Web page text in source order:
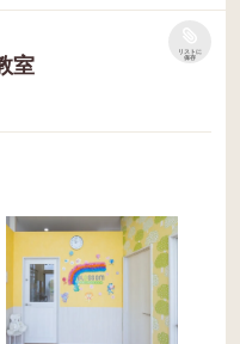
室
リストに
保存